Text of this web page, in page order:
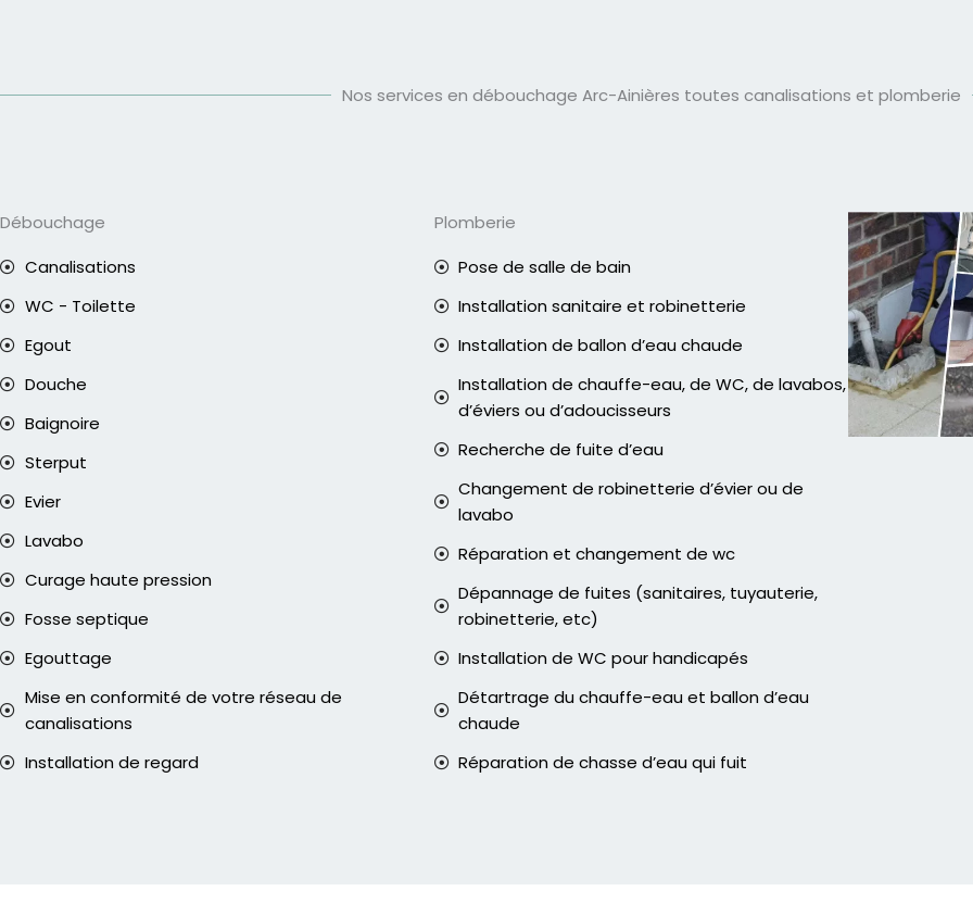
Nos services en débouchage Arc-Ainières toutes canalisations et plomberie
Débouchage
Canalisations
WC - Toilette
Egout
Douche
Baignoire
Sterput
Evier
Lavabo
Curage haute pression
Fosse septique
Egouttage
Mise en conformité de votre réseau de
canalisations
Installation de regard
Plomberie
Pose de salle de bain
Installation sanitaire et robinetterie
Installation de ballon d’eau chaude
Installation de chauffe-eau, de WC, de lavabos,
d’éviers ou d’adoucisseurs
Recherche de fuite d’eau
Changement de robinetterie d’évier ou de
lavabo
Réparation et changement de wc
Dépannage de fuites (sanitaires, tuyauterie,
robinetterie, etc)
Installation de WC pour handicapés
Détartrage du chauffe-eau et ballon d’eau
chaude
Réparation de chasse d’eau qui fuit